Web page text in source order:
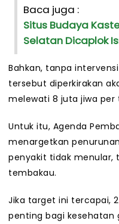
Baca juga :
Situs Budaya
Selatan Dicaplok
Bahkan, tanpa
tersebut diperkirakan
melewati 8 juta jiwa per
Untuk itu, Agenda
menargetkan
penyakit tidak menular,
tembakau.
Jika target ini tercapai,
penting bagi kesehatan